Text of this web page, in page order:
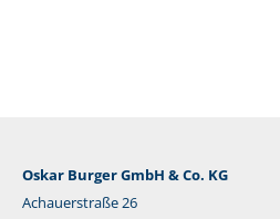
Oskar Burger GmbH & Co. KG
Achauerstraße 26